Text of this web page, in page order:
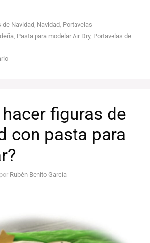
de Navidad, Navidad, Portavelas
Pasta para modelar Air Dry, Portavelas de
figuras de
con pasta para
por Rubén Benito García